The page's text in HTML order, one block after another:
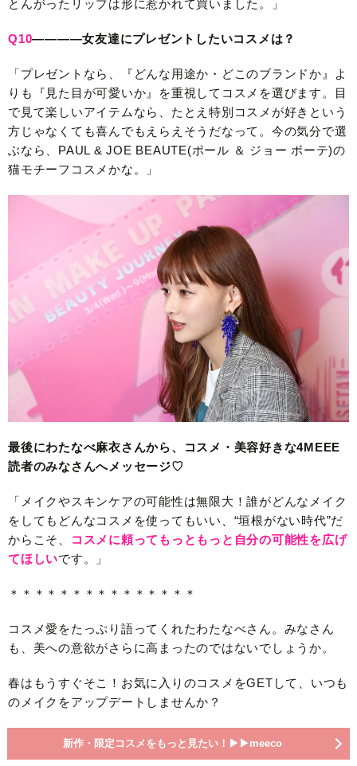
とんがったリップは形に惹かれて買いました。」
Q10————女友達にプレゼントしたいコスメは？
「プレゼントなら、『どんな用途か・どこのブランドか』よ
りも『見た目が可愛いか』を重視してコスメを選びます。目
で見て楽しいアイテムなら、たとえ特別コスメが好きという
方じゃなくても喜んでもえらえそうだなって。今の気分で選
ぶなら、PAUL & JOE BEAUTE(ポール ＆ ジョー ボーテ)の
猫モチーフコスメかな。」
最後にわたなべ麻衣さんから、コスメ・美容好きな4MEEE
読者のみなさんへメッセージ♡
「メイクやスキンケアの可能性は無限大！誰がどんなメイク
をしてもどんなコスメを使ってもいい、“垣根がない時代”だ
からこそ、
コスメに頼ってもっともっと自分の可能性を広げ
てほしいです。」
＊＊＊＊＊＊＊＊＊＊＊＊＊＊＊
コスメ愛をたっぷり語ってくれたわたなべさん。みなさん
も、美への意欲がさらに高まったのではないでしょうか。
春はもうすぐそこ！お気に入りのコスメをGETして、いつも
のメイクをアップデートしませんか？
新作・限定コスメをもっと見たい！▶︎▶︎meeco